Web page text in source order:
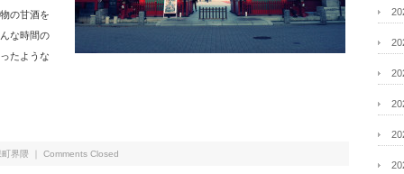
の甘酒を
な時間の
たような
界隈 Comments Closed